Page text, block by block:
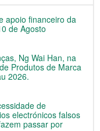
apoio financeiro da
de Agosto
Ng Wai Han, na
Produtos de Marca
2026.
de
electrónicos falsos
passar por